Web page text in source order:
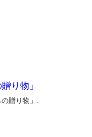
り物」
贈り物」.